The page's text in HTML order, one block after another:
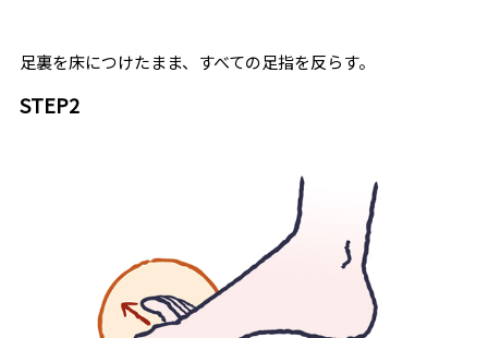
足裏を床につけたまま、すべての足指を反らす。
STEP2